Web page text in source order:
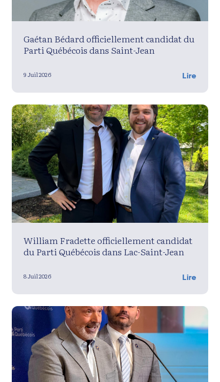
Gaétan Bédard officiellement candidat du
Parti Québécois dans Saint-Jean
9 Juil 2026 Lire
William Fradette officiellement candidat
du Parti Québécois dans Lac-Saint-Jean
8 Juil 2026 Lire